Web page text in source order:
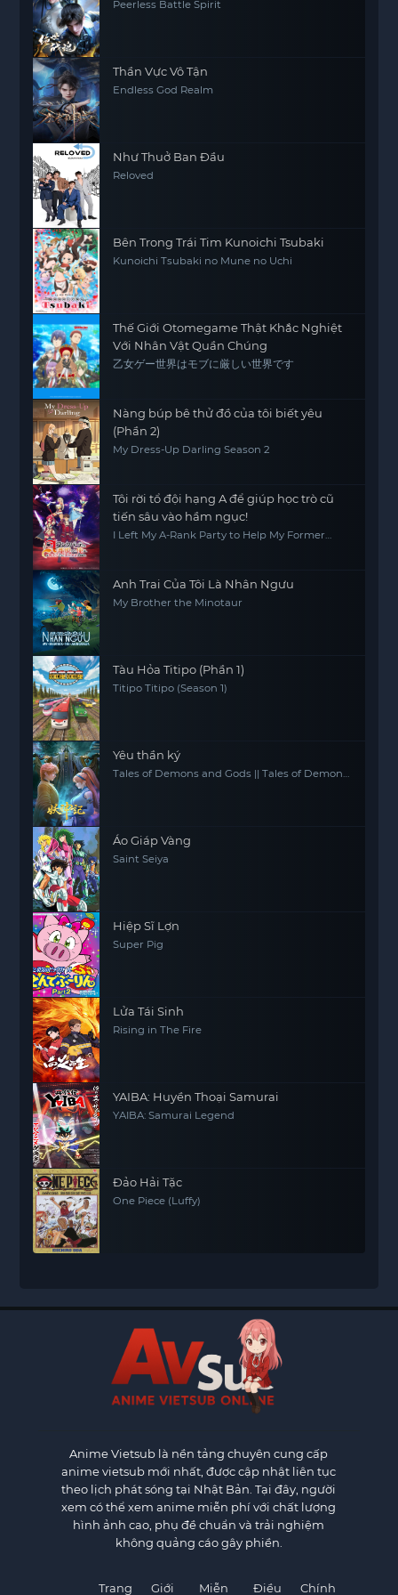
Peerless Battle Spirit
Thần Vực Vô Tận
Endless God Realm
Như Thuở Ban Đầu
Reloved
Bên Trong Trái Tim Kunoichi Tsubaki
Kunoichi Tsubaki no Mune no Uchi
Thế Giới Otomegame Thật Khắc Nghiệt
Với Nhân Vật Quần Chúng
乙女ゲー世界はモブに厳しい世界です
Nàng búp bê thử đồ của tôi biết yêu
(Phần 2)
My Dress-Up Darling Season 2
Tôi rời tổ đội hạng A để giúp học trò cũ
tiến sâu vào hầm ngục!
I Left My A-Rank Party to Help My Former
Anh Trai Của Tôi Là Nhân Ngưu
My Brother the Minotaur
Tàu Hỏa Titipo (Phần 1)
Titipo Titipo (Season 1)
Yêu thần ký
Tales of Demons and Gods || Tales of Demon
Áo Giáp Vàng
Saint Seiya
Hiệp Sĩ Lợn
Super Pig
Lửa Tái Sinh
Rising in The Fire
YAIBA: Huyền Thoại Samurai
YAIBA: Samurai Legend
Đảo Hải Tặc
One Piece (Luffy)
Anime Vietsub là nền tảng chuyên cung cấp
anime vietsub mới nhất, được cập nhật liên tục
theo lịch phát sóng tại Nhật Bản. Tại đây, người
xem có thể xem anime miễn phí với chất lượng
hình ảnh cao, phụ đề chuẩn và trải nghiệm
không quảng cáo gây phiền.
Trang Giới Miễn Điều Chính